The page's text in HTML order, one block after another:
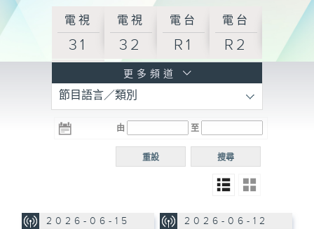
電視
31
電視
32
電台
R1
電台
R2
R3
電台 電台
R5
電台
普通
更多頻道
節目語言／類別
由 至
搜尋
重設
2026-06-15 2026-06-12